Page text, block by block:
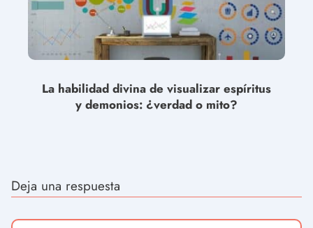
La habilidad divina de visualizar espíritus
y demonios: ¿verdad o mito?
Deja una respuesta